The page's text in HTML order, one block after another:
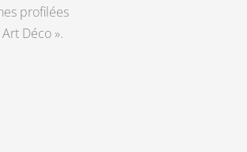
profilées
Déco ».